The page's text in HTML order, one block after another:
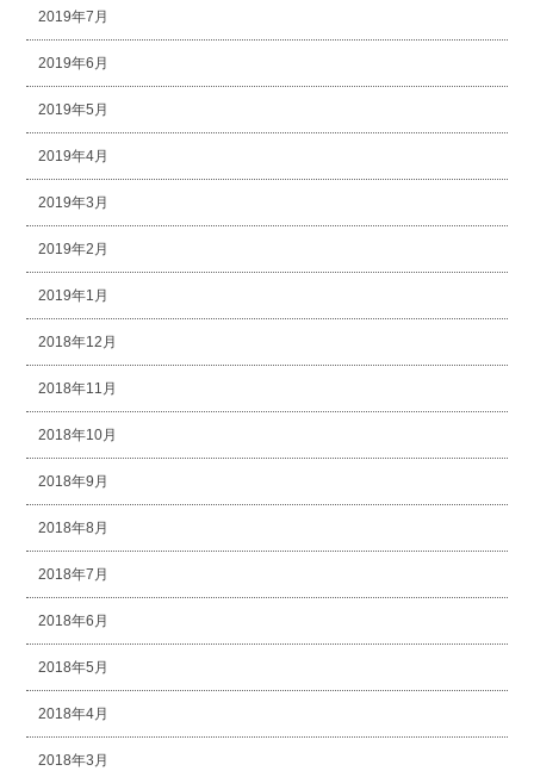
2019年7月
2019年6月
2019年5月
2019年4月
2019年3月
2019年2月
2019年1月
2018年12月
2018年11月
2018年10月
2018年9月
2018年8月
2018年7月
2018年6月
2018年5月
2018年4月
2018年3月